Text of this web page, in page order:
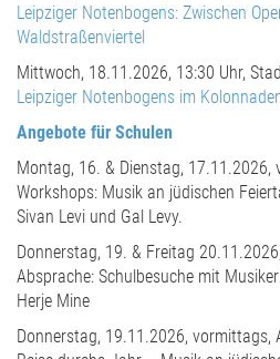
Leipziger Notenbogens: Zwischen
Waldstraßenviertel
Mittwoch, 18.11.2026, 13:30 Uhr,
Leipziger Notenbogens im
Angebote für Schulen
Montag, 16. & Dienstag,
Workshops: Musik an jüdischen
Sivan Levi und Gal Levy.
Donnerstag, 19. & Freitag
Absprache: Schulbesuche mit
Herje Mine
Donnerstag, 19.11.2026, vormittags,